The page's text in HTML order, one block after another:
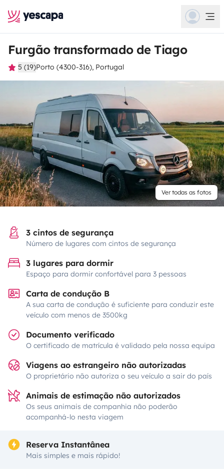
Furgão transformado de Tiago
5 (19)Porto (4300-316), Portugal
Ver todas as fotos
3 cintos de segurança
Número de lugares com cintos de segurança
3 lugares para dormir
Espaço para dormir confortável para 3 pessoas
Carta de condução B
A sua carta de condução é suficiente para conduzir este
veículo com menos de 3500kg
Documento verificado
O certificado de matrícula é validado pela nossa equipa
Viagens ao estrangeiro não autorizadas
O proprietário não autoriza o seu veículo a sair do país
Animais de estimação não autorizados
Os seus animais de companhia não poderão
acompanhá-lo nesta viagem
Reserva Instantânea
Mais simples e mais rápido!